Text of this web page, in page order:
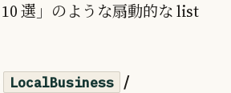
選」のような扇動的な list
LocalBusiness /